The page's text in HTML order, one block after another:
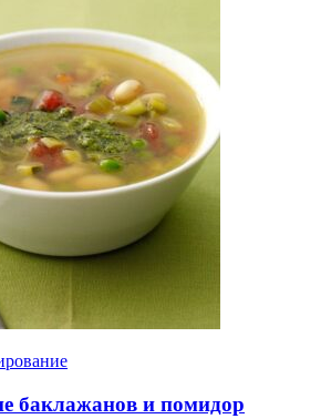
баклажанов и помидор